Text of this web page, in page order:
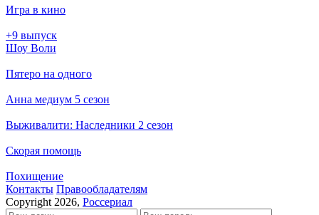
Игра в кино
+9 выпуск
Шоу Воли
Пятеро на одного
Анна медиум 5 сезон
Выживалити: Наследники 2 сезон
Скорая помощь
Похищение
Кон­так­ты Пра­во­об­ла­да­те­лям
Copyright 2026, Россериал